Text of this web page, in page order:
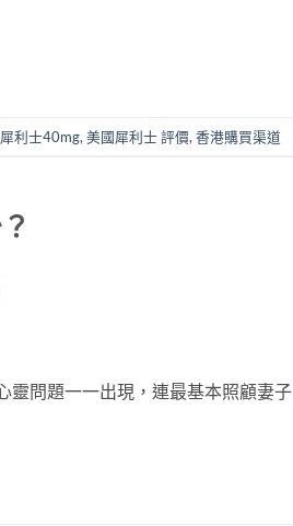
犀利士40mg, 美國犀利士 評價, 香港購買渠道
靈問題一一出現，連最基本照顧妻子